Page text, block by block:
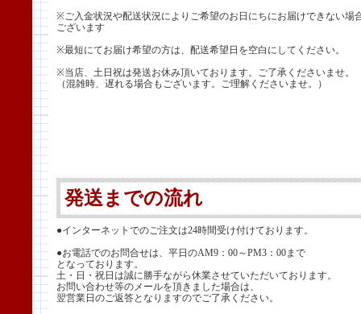
※ご入金状況や配送状況によりご希望のお日にちにお届けできない場
ございます
※最短にてお届け希望の方は、配送希望日を空白にしてください。
※当店、土日祝は発送お休み頂いております。ご了承くださいませ。
（混雑時、遅れる場合もございます。ご理解くださいませ。）
発送までの流れ
●インターネットでのご注文は24時間受け付けております。
●お電話でのお問合せは、平日のAM9：00～PM3：00まで
となっております。
土・日・祝日は誠に勝手ながら休業させていただいております。
お問い合わせ等のメールを頂きました場合は、
翌営業日のご返答となりますのでご了承ください。